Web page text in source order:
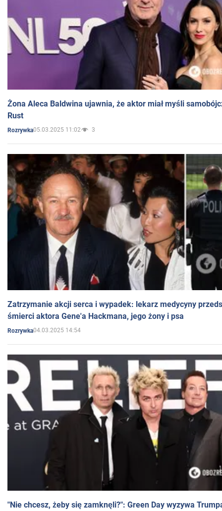
Żona Aleca Baldwina ujawnia, że aktor miał myśli
Rust
Rozrywka05.03.2025 11:02 3
Zatrzymanie akcji serca i wypadek: lekarz medycyny
śmierci aktora Gene'a Hackmana, jego żony i psa
Rozrywka04.03.2025 14:54
"Nie chcesz, żeby się zamknęli?": Green Day wyzywa